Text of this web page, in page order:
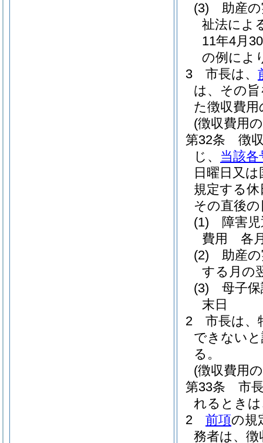
(3)
助産
祉法によ
11年4月
の例によ
3
市長は、
は、その
た徴収費
(徴収費用
第32条
徴
じ、 当該各
日曜日又
規定する休
その直後
(1)
障害
費用 各
(2)
助産
する月の
(3)
母子
末日
2
市長は、
できない
る。
(徴収費用
第33条
市
れるとき
2
前項の規
務者は、徴